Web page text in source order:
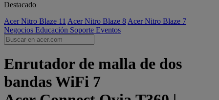
Destacado
Acer Nitro Blaze 11 Acer Nitro Blaze 8 Acer Nitro Blaze 7
Negocios Educación Soporte Eventos
Enrutador de malla de dos
bandas WiFi 7